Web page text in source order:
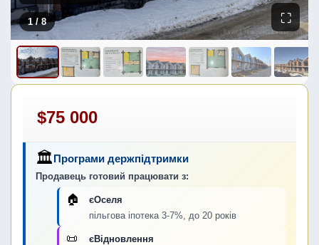
1/ 8 ⛶
$75 000
🏛Програми держпідтримки
Продавець готовий працювати з:
🏠 єОселя
пільгова іпотека 3-7%, до 20 років
📜 єВідновлення